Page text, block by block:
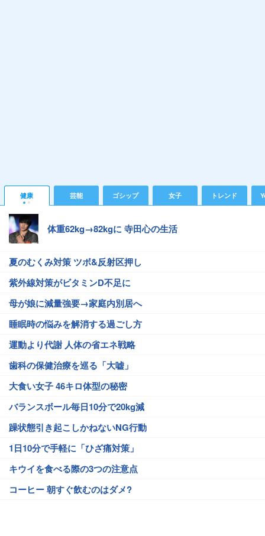
健康 芸能 ゴシップ 女子 トレンド
体重62kg→82kgに 寺田心の生活
夏のむくみ対策 ツボ&反射区押し
紫外線対策がビタミンD不足に
母が娘に減量強要→家庭内別居へ
睡眠時の悩みを解消する過ごし方
運動より代謝 人体の省エネ戦略
歯科の保健治療を巡る「大嘘」
大食い女子 46キロ体型の秘密
バランスボール毎日10分で20kg減
躁状態引き起こしかねないNG行動
1日10分で手軽に「ひざ痛対策」
キウイを食べる際の3つの注意点
コーヒー 朝すぐ飲むのはダメ?